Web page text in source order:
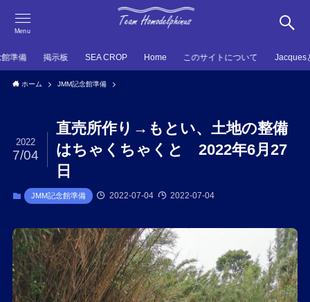
Menu
準備 掲示板 SEA CROP Home このサイトについて Jacques
ホーム JMM記念館準備
直売所作り→もとい、土地の整備
はちゃくちゃくと 2022年6月27
日
2022
7/04
JMM記念館準備 2022-07-04 2022-07-04